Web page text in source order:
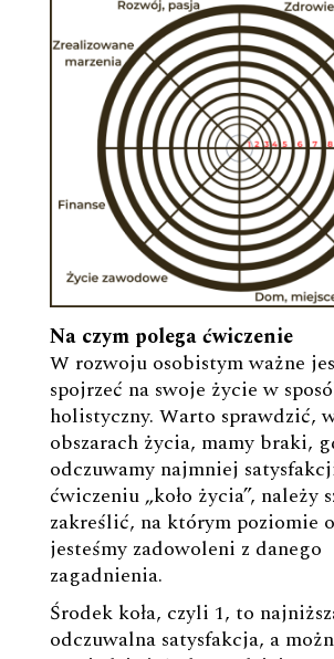
Na czym polega ćwiczenie
W rozwoju osobistym ważne
spojrzeć na swoje życie w
holistyczny. Warto sprawdzić,
obszarach życia, mamy braki,
odczuwamy najmniej
ćwiczeniu „koło życia”, należy
zakreślić, na którym poziomie
jesteśmy zadowoleni z danego
zagadnienia.
Środek koła, czyli 1, to
odczuwalna satysfakcja, a